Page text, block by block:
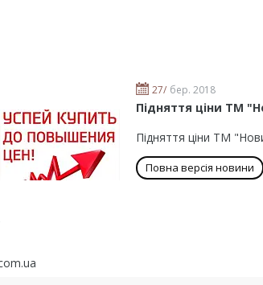
27/ бер. 2018
Підняття ціни ТМ
Підняття ціни ТМ
Повна версія новини